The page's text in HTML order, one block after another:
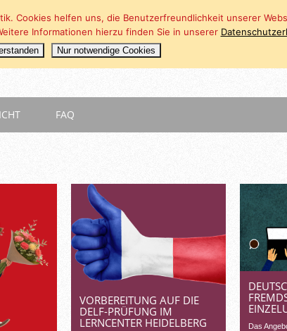
FAQ
VORBEREITUNG AUF DIE
DELF-PRÜFUNG IM
LERNCENTER HEIDELBERG
Das
Cookies helfen uns, die Benutzerfreundlichkeit unserer
Informationen hierzu finden Sie in unserer
Nur notwendige Cookies